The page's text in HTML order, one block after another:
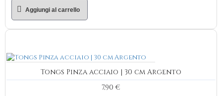
Aggiungi al carrello
Tongs Pinza acciaio | 30 cm Argento
7,90 €